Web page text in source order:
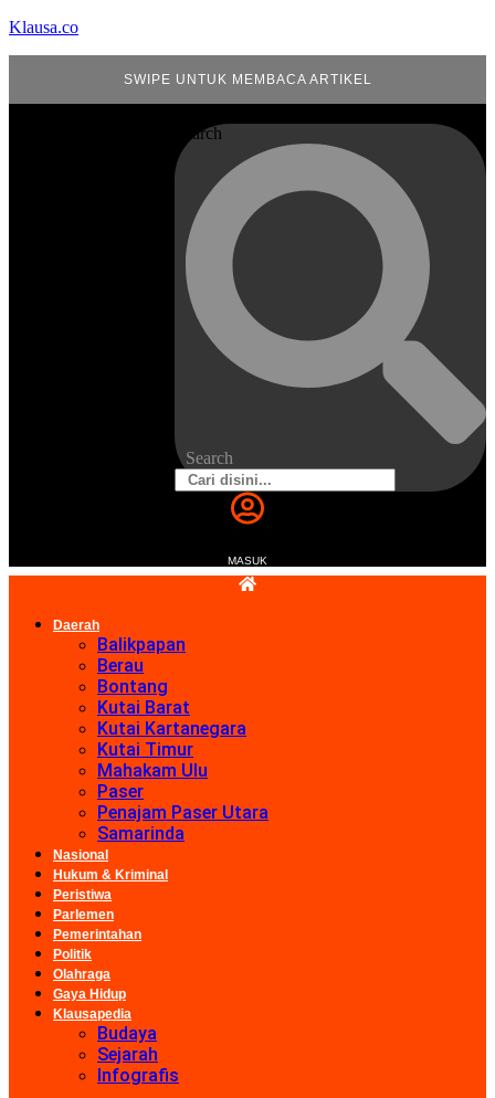
Klausa.co
SWIPE UNTUK MEMBACA ARTIKEL
Search
Search
MASUK
Daerah
Balikpapan
Berau
Bontang
Kutai Barat
Kutai Kartanegara
Kutai Timur
Mahakam Ulu
Paser
Penajam Paser Utara
Samarinda
Nasional
Hukum & Kriminal
Peristiwa
Parlemen
Pemerintahan
Politik
Olahraga
Gaya Hidup
Klausapedia
Budaya
Sejarah
Infografis